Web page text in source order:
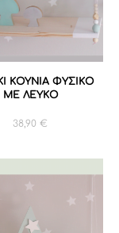
ΚΟΥΝΙΑ ΦΥΣΙΚΟ
ΜΕ ΛΕΥΚΟ
38,90 €